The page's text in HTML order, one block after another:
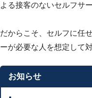
よる接客のないセルフサ
だからこそ、セルフに任
ーが必要な人を想定して
お知らせ